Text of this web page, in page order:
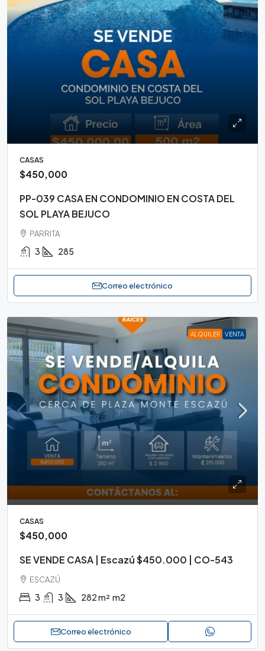
CASAS
$450,000
PP-039 CASA EN CONDOMINIO EN COSTA DEL
SOL PLAYA BEJUCO
PARRITA
3 285
Correo electrónico
ALQUILER VENTA
CASAS
$450,000
SE VENDE CASA | Escazú $450.000 | CO-543
ESCAZÚ
3 3 282 m² m2
Correo electrónico